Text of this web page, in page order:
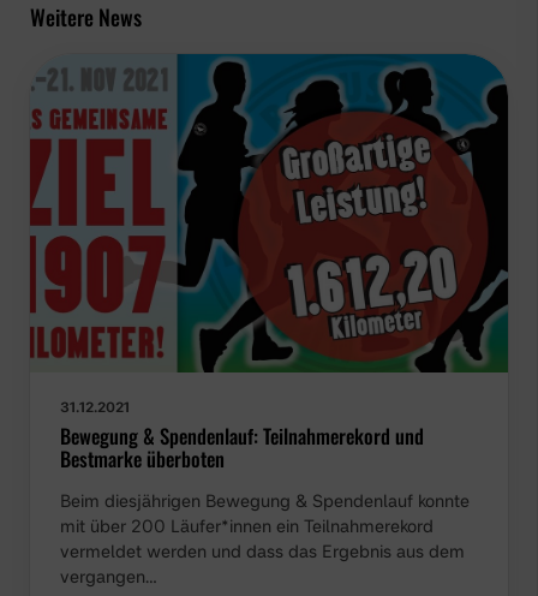
Weitere News
31.12.2021
Bewegung & Spendenlauf: Teilnahmerekord und
Bestmarke überboten
Beim diesjährigen Bewegung & Spendenlauf konnte
mit über 200 Läufer*innen ein Teilnahmerekord
vermeldet werden und dass das Ergebnis aus dem
vergangen…